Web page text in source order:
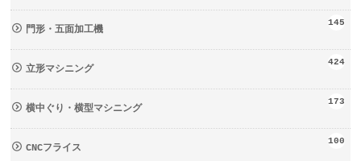
門形・五面加工機
145
立形マシニング
424
横中ぐり・横型マシニング
173
CNCフライス
100